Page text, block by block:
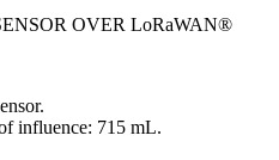
OVER LoRaWAN®
influence: 715 mL.